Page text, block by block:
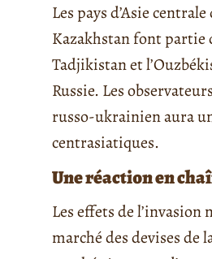
Les pays d’Asie
Kazakhstan font partie
Tadjikistan et
Russie. Les
russo-ukrainien aura
centrasiatiques.
Une réaction en
Les effets de
marché des devises de